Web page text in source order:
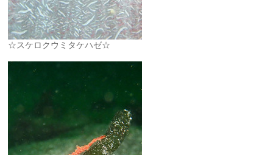
☆スケロクウミタケハゼ☆